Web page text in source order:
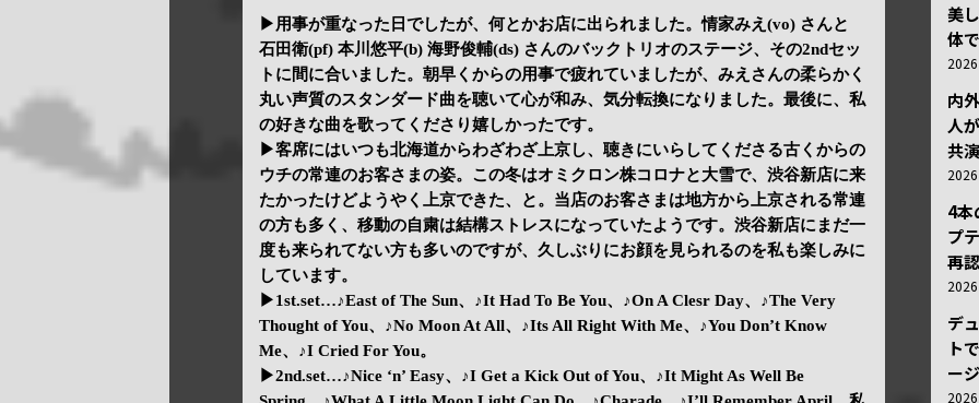
▶用事が重なった日でしたが、何とかお店に出られました。情家みえ(vo) さんと
石田衛(pf) 本川悠平(b) 海野俊輔(ds) さんのバックトリオのステージ、その2ndセッ
トに間に合いました。朝早くからの用事で疲れていましたが、みえさんの柔らかく
丸い声質のスタンダード曲を聴いて心が和み、気分転換になりました。最後に、私
の好きな曲を歌ってくださり嬉しかったです。
▶客席にはいつも北海道からわざわざ上京し、聴きにいらしてくださる古くからの
ウチの常連のお客さまの姿。この冬はオミクロン株コロナと大雪で、渋谷新店に来
たかったけどようやく上京できた、と。当店のお客さまは地方から上京される常連
の方も多く、移動の自粛は結構ストレスになっていたようです。渋谷新店にまだ一
度も来られてない方も多いのですが、久しぶりにお顔を見られるのを私も楽しみに
しています。
▶1st.set…♪East of The Sun、♪It Had To Be You、♪On A Clesr Day、♪The Very
Thought of You、♪No Moon At All、♪Its All Right With Me、♪You Don’t Know
Me、♪I Cried For You。
▶2nd.set…♪Nice ‘n’ Easy、♪I Get a Kick Out of You、♪It Might As Well Be
美
体
内
人
共
4本
プ
再
デ
ト
ージ